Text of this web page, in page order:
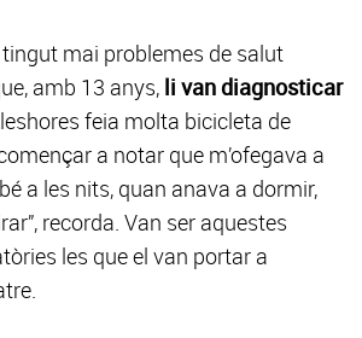
mai problemes de salut
amb 13 anys, li van diagnosticar
feia molta bicicleta de
a notar que m’ofegava a
a les nits, quan anava a dormir,
recorda. Van ser aquestes
les que el van portar a